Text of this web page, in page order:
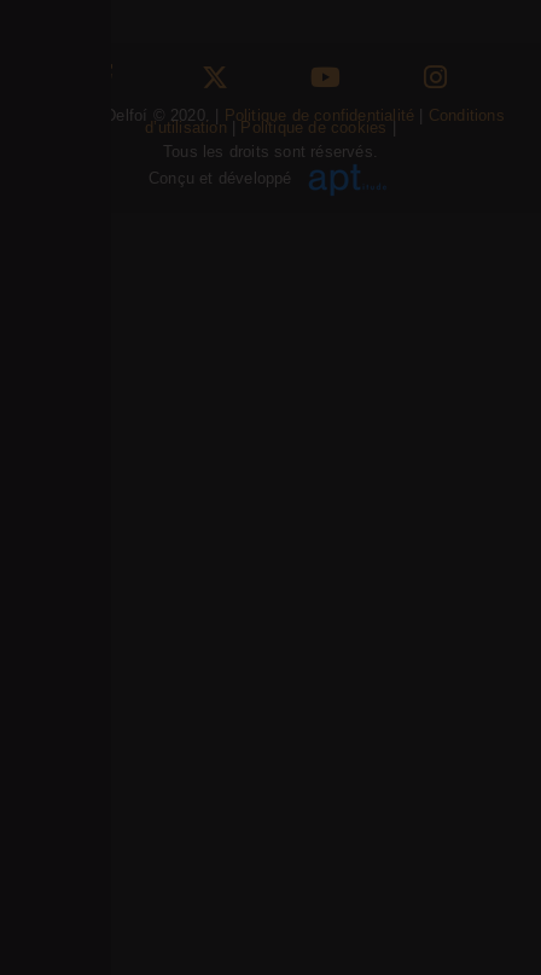
Psifiakoí Delfoí © 2020. | Politique de confidentialité Conditions
d’utilisation Politique de cookies
Tous les droits sont réservés.
Conçu et développé